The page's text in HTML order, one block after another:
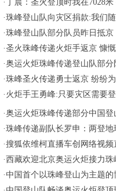
·丁晨：圣火登顶时我在7028
·珠峰登山队向灾区捐款:我们
·珠峰登山队部分队员昨日抵
·圣火珠峰传递火炬手返京 慷
·奥运火炬珠峰传递登山队部
·珠峰圣火传递勇士返京 纷纷
· 火炬手王勇峰:只要灾区需要
·奥运火炬珠峰传递部分中国
·珠峰传递副队长罗申：两登
·搜狐依维柯直播车创网络视频
· 西藏欢迎北京奥运火炬接力
·中国首个以珠峰登山为主题